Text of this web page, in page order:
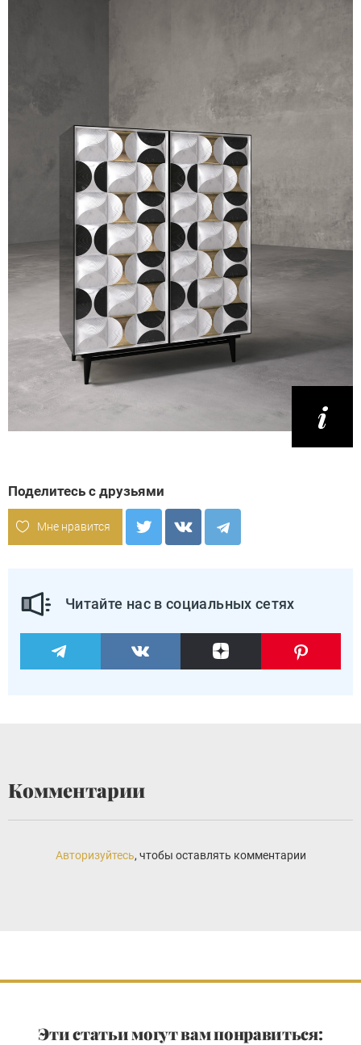
Поделитесь с друзьями
Мне нравится
Читайте нас в социальных сетях
Комментарии
Авторизуйтесь, чтобы оставлять комментарии
Эти статьи могут вам понравиться: